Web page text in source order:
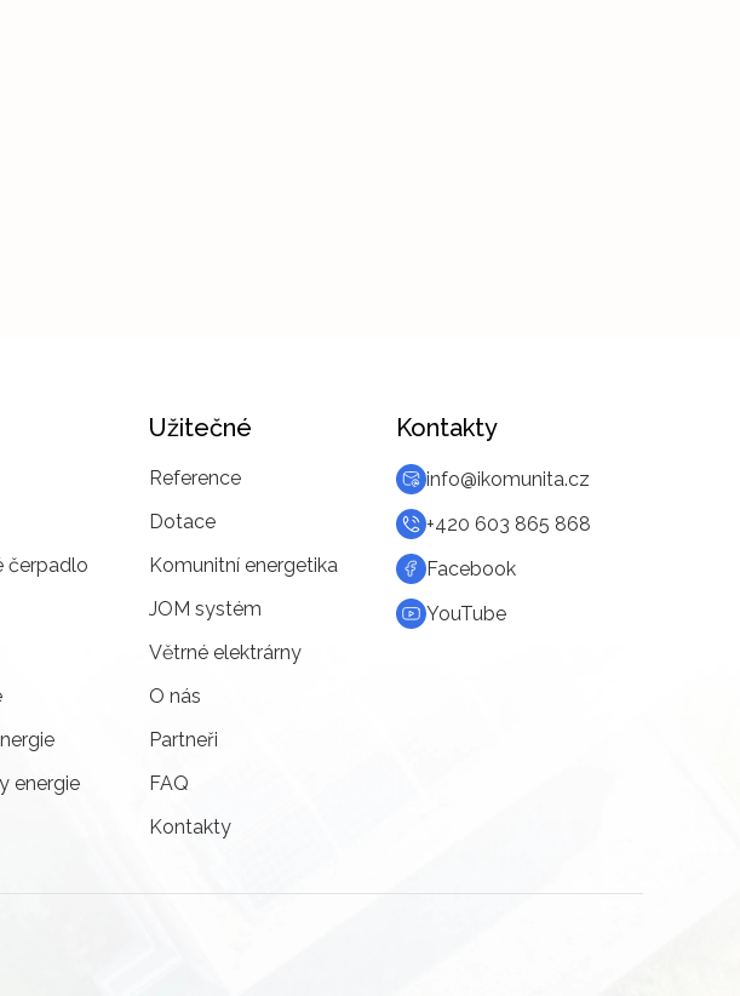
čerpadlo
energie
Užitečné
Reference
Dotace
Komunitní energetika
JOM systém
Větrné elektrárny
O nás
Partneři
FAQ
Kontakty
Kontakty
info@ikomunita.cz
+420 603 865 868
Facebook
YouTube